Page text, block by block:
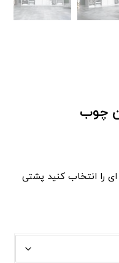
چوب
را انتخاب کنید پشتی